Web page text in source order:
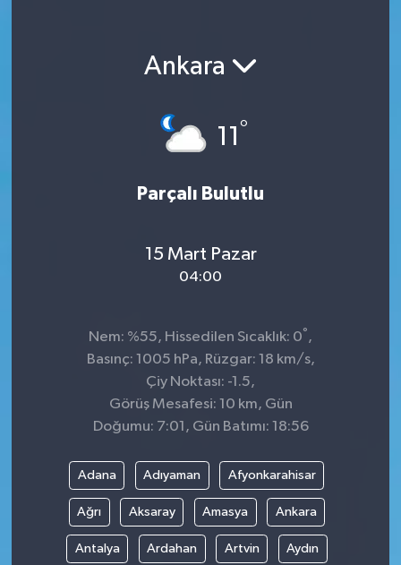
Ankara
11 °
Parçalı Bulutlu
15 Mart Pazar
04:00
Nem: %55, Hissedilen Sıcaklık: 0° ,
Basınç: 1005 hPa, Rüzgar: 18 km/s,
Çiy Noktası: -1.5,
Görüş Mesafesi: 10 km, Gün
Doğumu: 7:01, Gün Batımı: 18:56
Adana Adıyaman Afyonkarahisar
Ağrı Aksaray Amasya Ankara
Antalya Ardahan Artvin Aydın